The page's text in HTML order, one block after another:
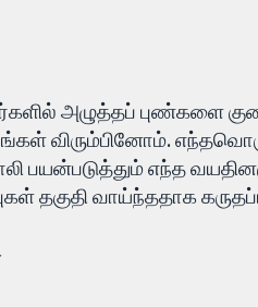
அழுத்தப் புண்களை
விரும்பினோம்.
பயன்படுத்தும் எந்த
தகுதி வாய்ந்ததாக